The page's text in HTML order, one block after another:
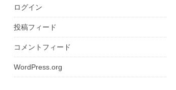
ログイン
投稿フィード
コメントフィード
WordPress.org